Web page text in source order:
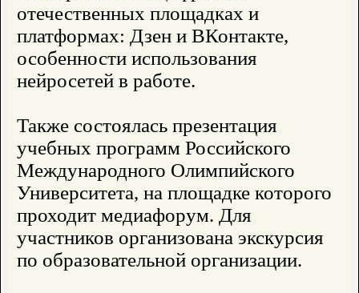
отечественных площадках и
платформах: Дзен и ВКонтакте,
особенности использования
нейросетей в работе.
Также состоялась презентация
учебных программ Российского
Международного Олимпийского
Университета, на площадке которого
проходит медиафорум. Для
участников организована экскурсия
по образовательной организации.